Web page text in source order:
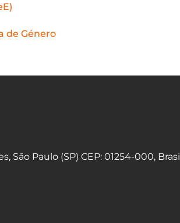
de Género
São Paulo (SP) CEP: 01254-000, Brasil